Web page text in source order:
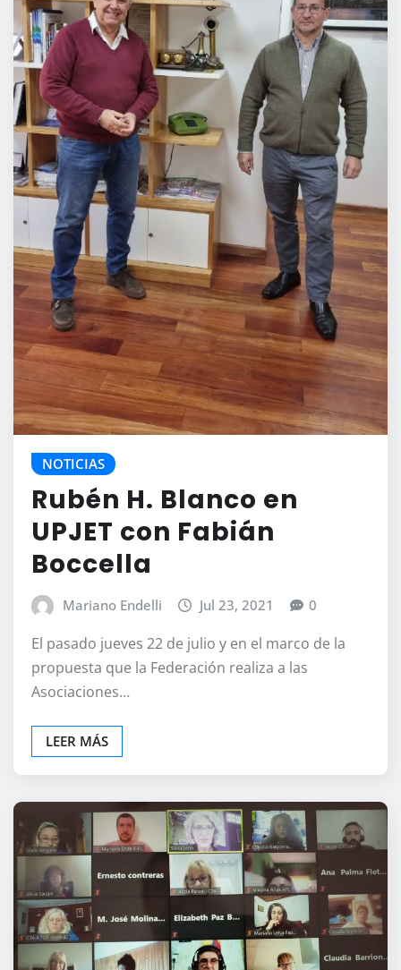
NOTICIAS
Rubén H. Blanco en
UPJET con Fabián
Boccella
Mariano Endelli Jul 23, 2021 0
El pasado jueves 22 de julio y en el marco de la
propuesta que la Federación realiza a las
Asociaciones…
LEER MÁS